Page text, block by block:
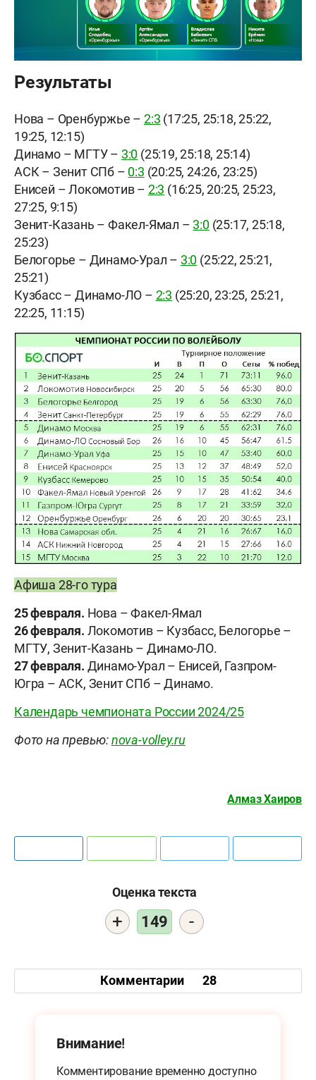
Результаты
Нова – Оренбуржье – 2:3 (17:25, 25:18, 25:22,
19:25, 12:15)
Динамо – МГТУ – 3:0 (25:19, 25:18, 25:14)
АСК – Зенит СПб – 0:3 (20:25, 24:26, 23:25)
Енисей – Локомотив – 2:3 (16:25, 20:25, 25:23,
27:25, 9:15)
Зенит-Казань – Факел-Ямал – 3:0(25:17, 25:18,
25:23)
Белогорье – Динамо-Урал – 3:0 (25:22, 25:21,
25:21)
Кузбасс – Динамо-ЛО – 2:3 (25:20, 23:25, 25:21,
22:25, 11:15)
Афиша 28-го тура
25 февраля. Нова – Факел-Ямал
26 февраля. Локомотив – Кузбасс, Белогорье –
МГТУ, Зенит-Казань – Динамо-ЛО.
27 февраля. Динамо-Урал – Енисей, Газпром-
Югра – АСК, Зенит СПб – Динамо.
Календарь чемпионата России 2024/25
Фото на превью:nova-volley.ru
Алмаз Хаиров
Оценка текста
+ 149 -
Комментарии 28
Внимание!
Комментирование временно доступно